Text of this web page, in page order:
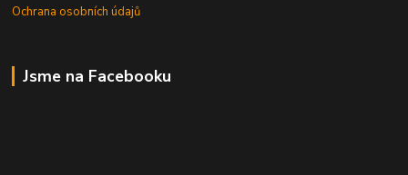
Ochrana osobních údajů
Jsme na Facebooku